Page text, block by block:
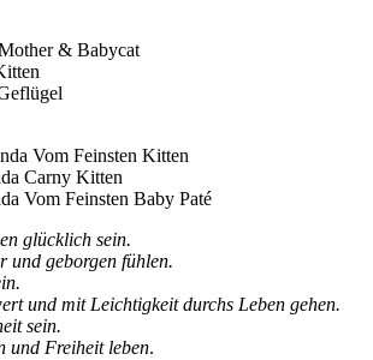
& Babycat
Vom Feinsten Kitten
Carny Kitten
Vom Feinsten Baby Paté
glücklich sein.
und geborgen fühlen.
und mit Leichtigkeit durchs Leben gehen.
sein.
und Freiheit leben.